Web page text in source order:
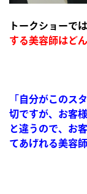
トークショーで
する美容師はど
「自分がこのス
切ですが、お客
と違うので、お
てあげれる美容